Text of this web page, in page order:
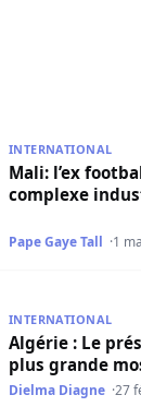
INTERNATIONAL
Mali: l’ex
complexe
Pape Gaye Tall 1
INTERNATIONAL
Algérie : Le
plus grande
Dielma Diagne 27